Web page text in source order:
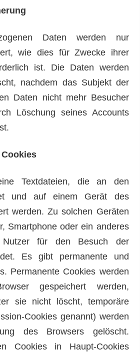
Daten werden nur
wie dies für Zwecke ihrer
ist. Die Daten werden
nachdem das Subjekt der
Daten nicht mehr Besucher
Löschung seines Accounts
Textdateien, die an den
und auf einem Gerät des
werden. Zu solchen Geräten
Smartphone oder ein anderes
für den Besuch der
Es gibt permanente und
Permanente Cookies werden
gespeichert werden,
sie nicht löscht, temporäre
Cookies genannt) werden
des Browsers gelöscht.
Cookies in Haupt-Cookies